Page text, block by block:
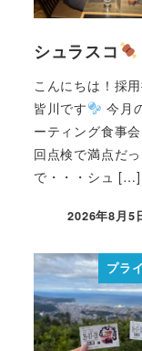
シュラスコ
こんにちは！採
皆川です
今月
ーティング食事
回点検で満点だ
で・・・シュ […]
2026年8月5
プラ